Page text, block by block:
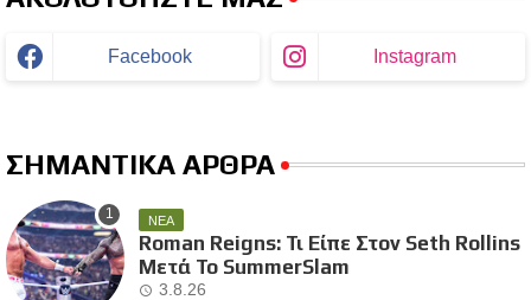
Facebook Instagram
ΣΗΜΑΝΤΙΚΑ ΑΡΘΡΑ
ΝΕΑ
Roman Reigns: Τι Είπε Στον Seth Rollins
Μετά Το SummerSlam
3.8.26